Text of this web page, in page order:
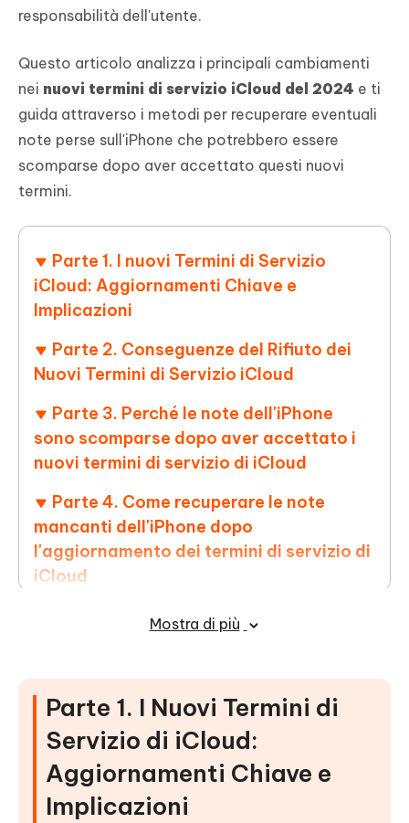
responsabilità dell'utente.
Questo articolo analizza i principali cambiamenti
nei nuovi termini di servizio iCloud del 2024 e ti
guida attraverso i metodi per recuperare eventuali
note perse sull'iPhone che potrebbero essere
scomparse dopo aver accettato questi nuovi
termini.
Parte 1. I nuovi Termini di Servizio
iCloud: Aggiornamenti Chiave e
Implicazioni
Parte 2. Conseguenze del Rifiuto dei
Nuovi Termini di Servizio iCloud
Parte 3. Perché le note dell'iPhone
sono scomparse dopo aver accettato i
nuovi termini di servizio di iCloud
Parte 4. Come recuperare le note
mancanti dell'iPhone dopo
l'aggiornamento dei termini di servizio di
iCloud
Parte 5. Problemi di Apple ID, blocco
Parte 6. Domande frequenti sui nuovi
Termini di Servizio di iCloud
Mostra di più
Parte 1. I Nuovi Termini di
Servizio di iCloud:
Aggiornamenti Chiave e
Implicazioni